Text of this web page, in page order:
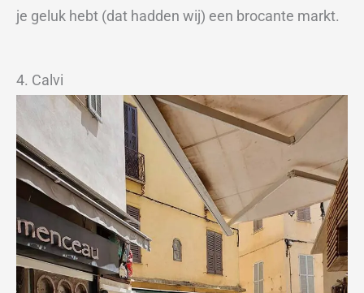
je geluk hebt (dat hadden wij) een brocante markt.
4. Calvi